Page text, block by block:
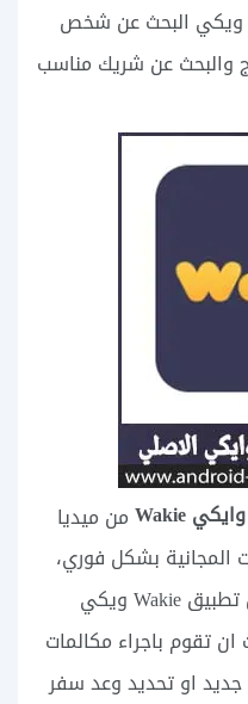
ويكي البحث عن شخص
والبحث عن شريك مناسب
وايكي Wakie
من ميديا
المجانية بشكل فوري،
كما ويمكن بعد ان تقوم بتحميل تطبيق Wakie ويكي
ان تقوم باجراء مكالمات
او تحديد وعد سفر